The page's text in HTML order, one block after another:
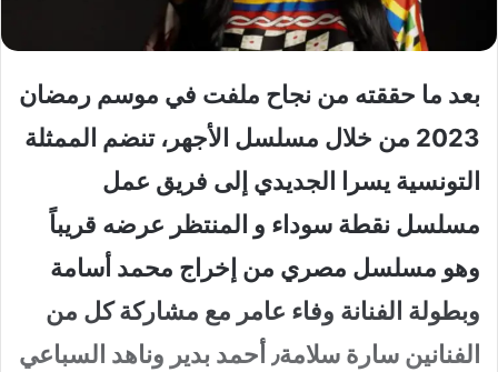
بعد ما حققته من نجاح ملفت في موسم رمضان
2023 من خلال مسلسل الأجهر، تنضم الممثلة
التونسية يسرا الجديدي إلى فريق عمل
مسلسل نقطة سوداء و المنتظر عرضه قريباً
وهو مسلسل مصري من إخراج محمد أسامة
وبطولة الفنانة وفاء عامر مع مشاركة كل من
الفنانين سارة سلامة٫ أحمد بدير وناهد السباعي